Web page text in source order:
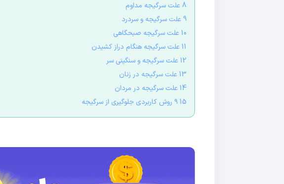
8 علت سرگیجه مداوم
9 علت سرگیجه و سردرد
10 علت سرگیجه صبحگاهی
11 علت سرگیجه هنگام دراز کشیدن
12 علت سرگیجه و سنگینی سر
13 علت سرگیجه در زنان
14 علت سرگیجه در مردان
15 ۹ روش کاربردی جلوگیری از سرگیجه